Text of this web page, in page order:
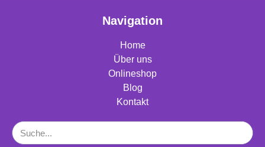
Navigation
Home
Über uns
Onlineshop
Blog
Kontakt